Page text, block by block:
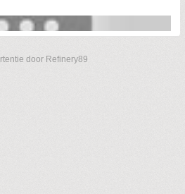
door Refinery89